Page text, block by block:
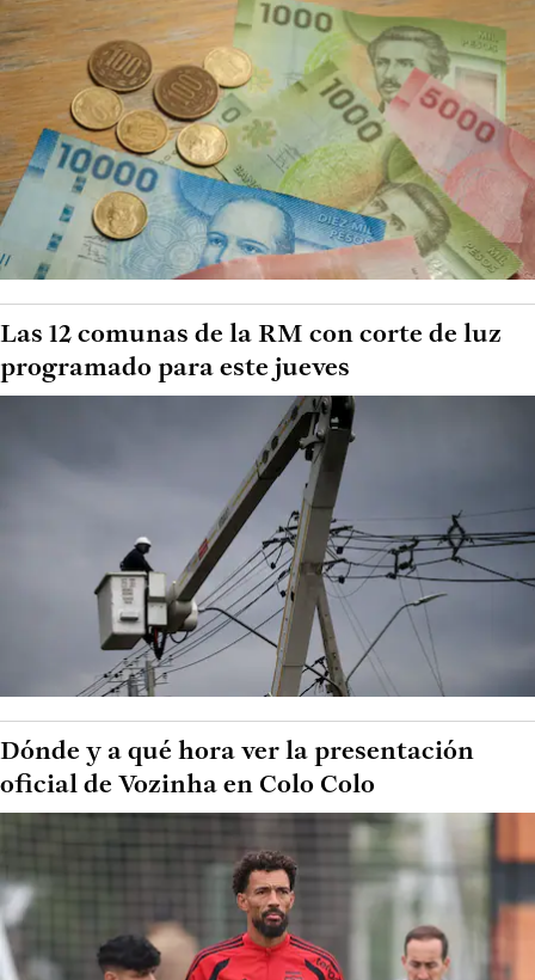
Las 12 comunas de la RM con corte de luz
programado para este jueves
Dónde y a qué hora ver la presentación
oficial de Vozinha en Colo Colo